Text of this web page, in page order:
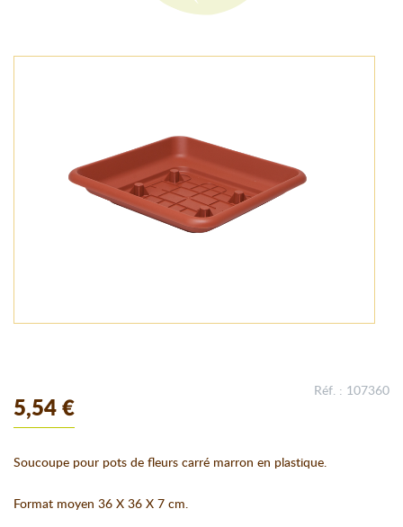
5,54 €
Réf. : 107360
Soucoupe pour pots de fleurs carré marron en plastique.
Format moyen 36 X 36 X 7 cm.